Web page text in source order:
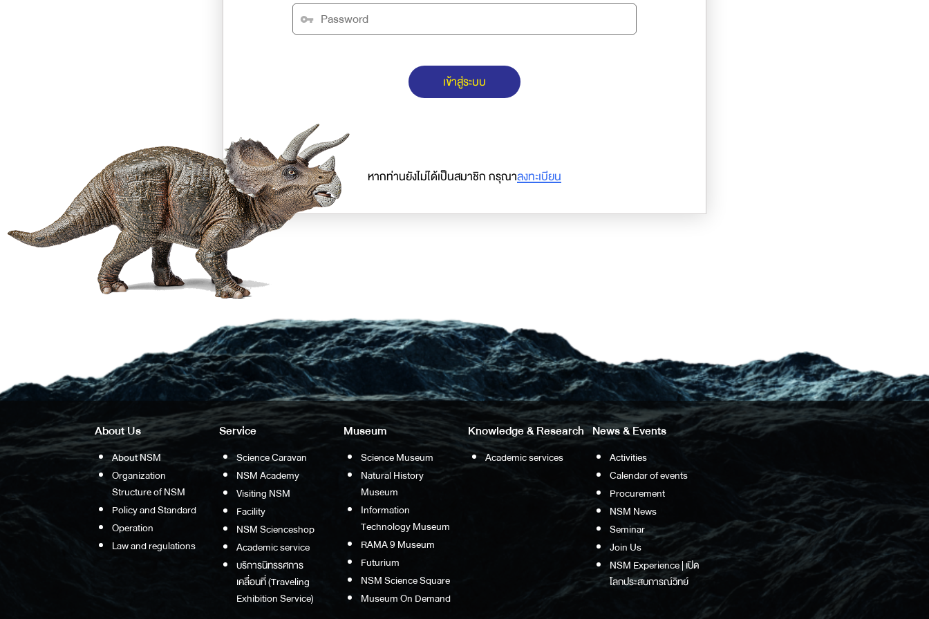
เข้าสู่ระบบ
หากท่านยังไม่ได้เป็นสมาชิก กรุณาลงทะเบียน
About Us
About NSM
Organization
Structure of NSM
Policy and Standard
Operation
Law and regulations
Service
Science Caravan
NSM Academy
Visiting NSM
Facility
NSM Scienceshop
Academic service
บริการนิทรรศการ
เคลื่อนที่ (Traveling
Exhibition Service)
Museum
Science Museum
Natural History
Museum
Information
Technology Museum
RAMA 9 Museum
Futurium
NSM Science Square
Museum On Demand
Knowledge & Research
Academic services
News & Events
Activities
Calendar of events
Procurement
NSM News
Seminar
Join Us
NSM Experience | เปิด
โลกประสบการณ์วิทย์